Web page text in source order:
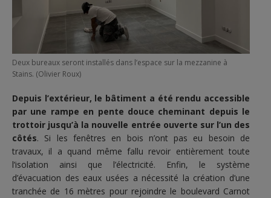
Deux bureaux seront installés dans l’espace sur la mezzanine à
Stains. (Olivier Roux)
Depuis l’extérieur, le bâtiment a été rendu accessible
par une rampe en pente douce cheminant depuis le
trottoir jusqu’à la nouvelle entrée ouverte sur l’un des
côtés. Si les fenêtres en bois n’ont pas eu besoin de
travaux, il a quand même fallu revoir entièrement toute
l’isolation ainsi que l’électricité. Enfin, le système
d’évacuation des eaux usées a nécessité la création d’une
tranchée de 16 mètres pour rejoindre le boulevard Carnot